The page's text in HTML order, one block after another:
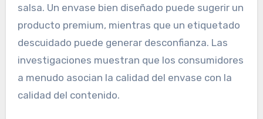
Impacto de la presentación
en la percepción del
producto
La presentación influye significativamente en la
percepción del consumidor sobre la calidad de la